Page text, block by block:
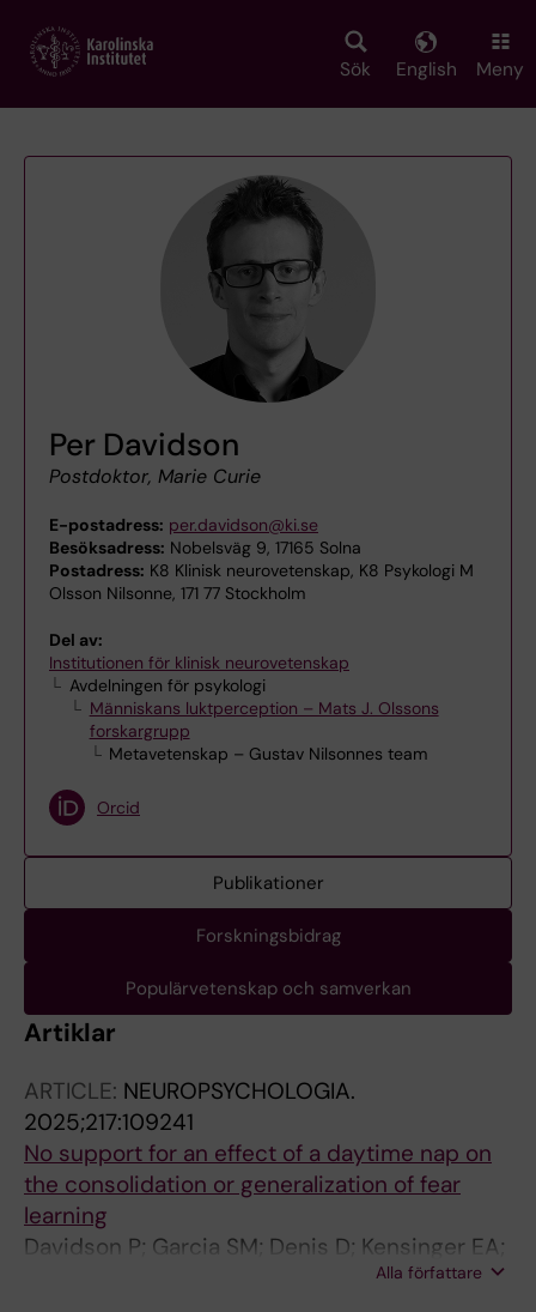
main
Sök English Meny
Per Davidson
Postdoktor, Marie Curie
E-postadress: per.davidson@ki.se
Besöksadress: Nobelsväg 9, 17165 Solna
Postadress: K8 Klinisk neurovetenskap, K8 Psykologi M
Olsson Nilsonne, 171 77 Stockholm
Del av:
Institutionen för klinisk neurovetenskap
Avdelningen för psykologi
Människans luktperception – Mats J. Olssons
forskargrupp
Metavetenskap – Gustav Nilsonnes team
Orcid
Publikationer
Forskningsbidrag
Populärvetenskap och samverkan
Artiklar
ARTICLE: NEUROPSYCHOLOGIA.
2025;217:109241
No support for an effect of a daytime nap on
the consolidation or generalization of fear
learning
Davidson P; Garcia SM; Denis D; Kensinger EA;
Alla författare